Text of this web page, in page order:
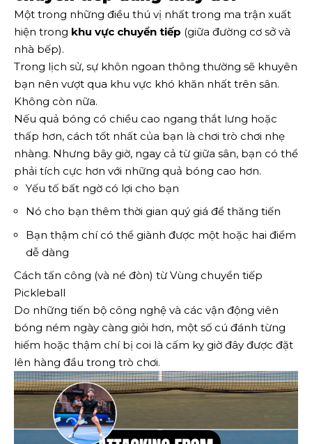
Một trong những điều thú vị nhất trong ma trận xuất
hiện trong khu vực chuyển tiếp (giữa đường cơ sở và
nhà bếp).
Trong lịch sử, sự khôn ngoan thông thường sẽ khuyên
bạn nên vượt qua khu vực khó khăn nhất trên sân.
Không còn nữa.
Nếu quả bóng có chiều cao ngang thắt lưng hoặc
thấp hơn, cách tốt nhất của bạn là chơi trò chơi nhẹ
nhàng. Nhưng bây giờ, ngay cả từ giữa sân, bạn có thể
phải tích cực hơn với những quả bóng cao hơn.
Yếu tố bất ngờ có lợi cho bạn
Nó cho bạn thêm thời gian quý giá để thăng tiến
Bạn thậm chí có thể giành được một hoặc hai điểm
dễ dàng
Cách tấn công (và né đòn) từ Vùng chuyển tiếp
Pickleball
Do những tiến bộ công nghệ và các vận động viên
bóng ném ngày càng giỏi hơn, một số cú đánh từng
hiếm hoặc thậm chí bị coi là cấm kỵ giờ đây được đặt
lên hàng đầu trong trò chơi.